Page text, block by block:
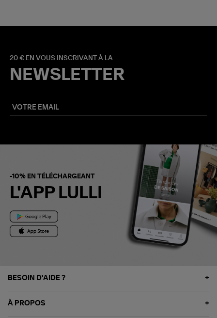
20 € EN VOUS INSCRIVANT À LA
NEWSLETTER
-10% EN TÉLÉCHARGEANT
L'APP LULLI
BESOIN D'AIDE ?
À PROPOS